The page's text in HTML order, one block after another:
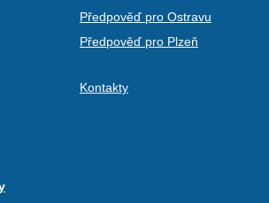
Předpověď pro Ostravu
Předpověď pro Plzeň
Kontakty